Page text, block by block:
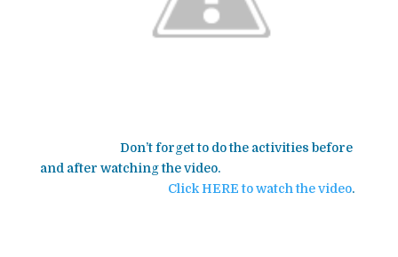
Don’t forget to do the activities before
and after watching the video.
Click HERE to watch the video.